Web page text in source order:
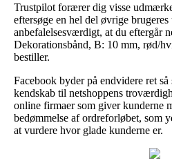
Trustpilot forærer dig visse
eftersøge en hel del øvrige
anbefalelsesværdigt, at du eftergår
Dekorationsbånd, B: 10 mm, rød/
bestiller.
Facebook byder på endvidere ret
kendskab til netshoppens
online firmaer som giver kunderne
bedømmelse af ordreforløbet, som
at vurdere hvor glade kunderne er.